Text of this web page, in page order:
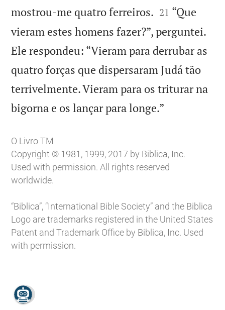
mostrou-me quatro ferreiros. 

21 “Que
vieram estes homens fazer?”, perguntei.
Ele respondeu: “Vieram para derrubar as
quatro forças que dispersaram Judá tão
terrivelmente. Vieram para os triturar na
bigorna e os lançar para longe.”
O Livro TM
Copyright © 1981, 1999, 2017 by Biblica, Inc.
Used with permission. All rights reserved
worldwide.
“Biblica”, “International Bible Society” and the Biblica
Logo are trademarks registered in the United States
Patent and Trademark Office by Biblica, Inc. Used
with permission.